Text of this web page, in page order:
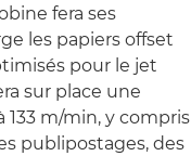
fera ses
les papiers offset
pour le jet
sur place une
m/min, y compris
publipostages, des